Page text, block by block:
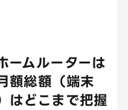
ームルーターは
額総額（端末
はどこまで把握